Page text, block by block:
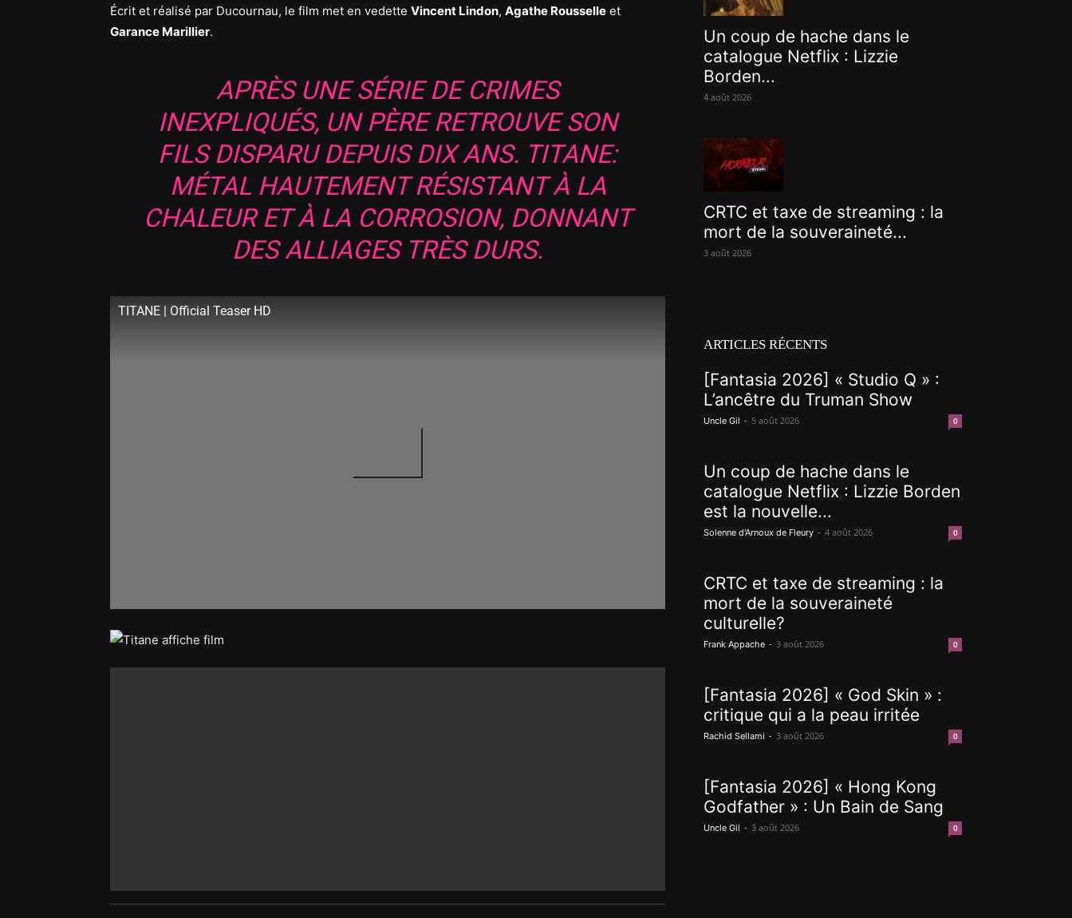
Écrit et réalisé par Ducournau, le film met en vedette Vincent Lindon, Agathe Rousselle et
Garance Marillier.
APRÈS UNE SÉRIE DE CRIMES
INEXPLIQUÉS, UN PÈRE RETROUVE SON
FILS DISPARU DEPUIS DIX ANS. TITANE:
MÉTAL HAUTEMENT RÉSISTANT À LA
CHALEUR ET À LA CORROSION, DONNANT
DES ALLIAGES TRÈS DURS.
TITANE | Official Teaser HD
Un coup de hache dans le
catalogue Netflix : Lizzie
Borden...
4 août 2026
CRTC et taxe de streaming : la
mort de la souveraineté...
3 août 2026
ARTICLES RÉCENTS
[Fantasia 2026] « Studio Q » :
L’ancêtre du Truman Show
Uncle Gil - 5 août 2026 0
Un coup de hache dans le
catalogue Netflix : Lizzie Borden
est la nouvelle...
Solenne d'Arnoux de Fleury - 4 août 2026 0
CRTC et taxe de streaming : la
mort de la souveraineté
culturelle?
Frank Appache - 3 août 2026 0
[Fantasia 2026] « God Skin » :
critique qui a la peau irritée
Rachid Sellami - 3 août 2026 0
[Fantasia 2026] « Hong Kong
Godfather » : Un Bain de Sang
Uncle Gil - 3 août 2026 0